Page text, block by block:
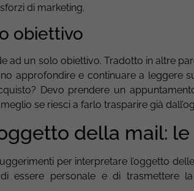
di marketing.
obiettivo
ad un solo obiettivo. Tradotto in altre
approfondire e continuare a leggere
Devo prendere un
se riesci a farlo trasparire già
della mail:
per interpretare l’oggetto
essere personale e di trasmettere